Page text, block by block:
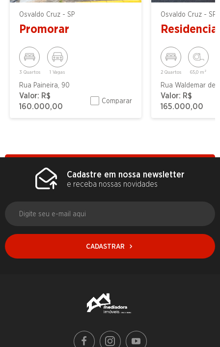
Osvaldo Cruz - SP
Promorar
3 Quartos 1 Vagas
Rua Paineira, 90
Valor: R$
160.000,00
Comparar
Osvaldo Cruz - SP
2 Quartos 65,0 m²
Valor: R$
165.000,00
Cadastre em nossa newsletter
e receba nossas novidades
CADASTRAR